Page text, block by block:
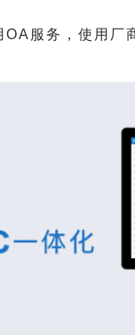
服务，使用厂